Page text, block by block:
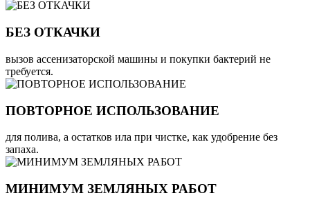
БЕЗ ОТКАЧКИ
вызов ассенизаторской машины и покупки бактерий не
требуется.
ПОВТОРНОЕ ИСПОЛЬЗОВАНИЕ
для полива, а остатков ила при чистке, как удобрение без
запаха.
МИНИМУМ ЗЕМЛЯНЫХ РАБОТ